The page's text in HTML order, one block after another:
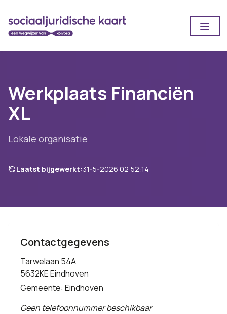
Werkplaats Financiën
XL
Lokale organisatie
Laatst bijgewerkt:31-5-2026 02:52:14
Contactgegevens
Tarwelaan 54A
5632KE Eindhoven
Gemeente: Eindhoven
Geen telefoonnummer beschikbaar